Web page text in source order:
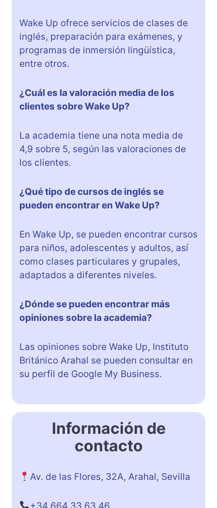
Wake Up ofrece servicios de clases de
inglés, preparación para exámenes, y
programas de inmersión lingüística,
entre otros.
¿Cuál es la valoración media de los
clientes sobre Wake Up?
La academia tiene una nota media de
4,9 sobre 5, según las valoraciones de
los clientes.
¿Qué tipo de cursos de inglés se
pueden encontrar en Wake Up?
En Wake Up, se pueden encontrar cursos
para niños, adolescentes y adultos, así
como clases particulares y grupales,
adaptados a diferentes niveles.
¿Dónde se pueden encontrar más
opiniones sobre la academia?
Las opiniones sobre Wake Up, Instituto
Británico Arahal se pueden consultar en
su perfil de Google My Business.
Información de
contacto
Av. de las Flores, 32A, Arahal, Sevilla
+34 664 33 63 46